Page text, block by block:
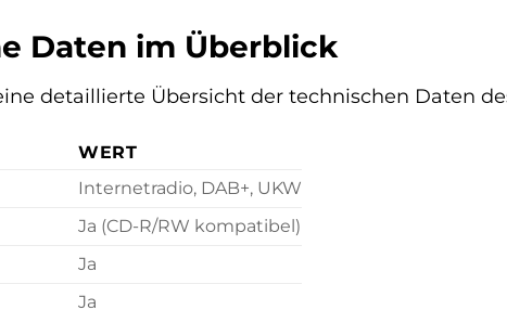
Daten im Überblick
detaillierte Übersicht der technischen Daten
WERT
Internetradio, DAB+, UKW
Ja (CD-R/RW kompatibel)
Ja
Ja